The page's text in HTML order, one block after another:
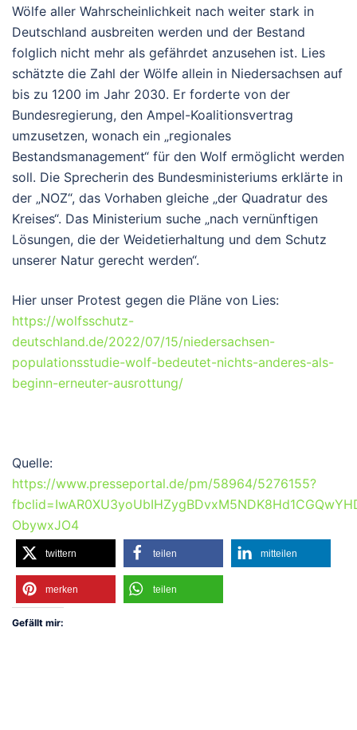
Wölfe aller Wahrscheinlichkeit nach weiter stark in
Deutschland ausbreiten werden und der Bestand
folglich nicht mehr als gefährdet anzusehen ist. Lies
schätzte die Zahl der Wölfe allein in Niedersachsen auf
bis zu 1200 im Jahr 2030. Er forderte von der
Bundesregierung, den Ampel-Koalitionsvertrag
umzusetzen, wonach ein „regionales
Bestandsmanagement“ für den Wolf ermöglicht werden
soll. Die Sprecherin des Bundesministeriums erklärte in
der „NOZ“, das Vorhaben gleiche „der Quadratur des
Kreises“. Das Ministerium suche „nach vernünftigen
Lösungen, die der Weidetierhaltung und dem Schutz
unserer Natur gerecht werden“.
Hier unser Protest gegen die Pläne von Lies:
https://wolfsschutz-
deutschland.de/2022/07/15/niedersachsen-
populationsstudie-wolf-bedeutet-nichts-anderes-als-
beginn-erneuter-ausrottung/
Quelle:
https://www.presseportal.de/pm/58964/5276155?
ObywxJO4
twittern teilen mitteilen
merken teilen
Gefällt mir: